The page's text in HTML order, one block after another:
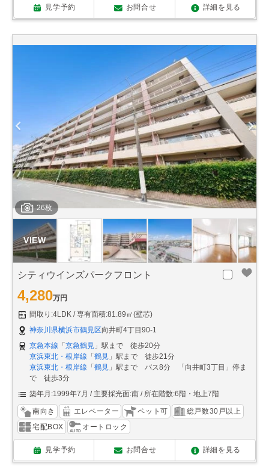
見学予約 お問合せ 詳細を見る
26枚
シティウインズパークフロント
4,280万円
間取り:4LDK
専有面積:81.89㎡(壁芯)
神奈川県横浜市鶴見区向井町4丁目90-1
京急本線 「京急鶴見 」駅まで 徒歩20分
京浜東北・根岸線 「鶴見 」駅まで 徒歩21分
京浜東北・根岸線 「鶴見 」駅まで バス8分 「向井町3丁目」停ま
で 徒歩3分
築年月:1999年7月
主要採光面:南 所在階数:6階・地上7階
南向き エレベーター ペット可
総戸数30戸以上
宅配BOX
オートロック
見学予約 お問合せ 詳細を見る